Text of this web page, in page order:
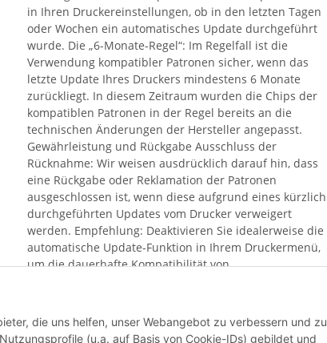
in Ihren Druckereinstellungen, ob in den letzten Tagen
oder Wochen ein automatisches Update durchgeführt
wurde. Die „6-Monate-Regel“: Im Regelfall ist die
Verwendung kompatibler Patronen sicher, wenn das
letzte Update Ihres Druckers mindestens 6 Monate
zurückliegt. In diesem Zeitraum wurden die Chips der
kompatiblen Patronen in der Regel bereits an die
technischen Änderungen der Hersteller angepasst.
Gewährleistung und Rückgabe Ausschluss der
Rücknahme: Wir weisen ausdrücklich darauf hin, dass
eine Rückgabe oder Reklamation der Patronen
ausgeschlossen ist, wenn diese aufgrund eines kürzlich
durchgeführten Updates vom Drucker verweigert
werden. Empfehlung: Deaktivieren Sie idealerweise die
automatische Update-Funktion in Ihrem Druckermenü,
um die dauerhafte Kompatibilität von
geprüft haben und das Risiko einer Blockierung durch
aktuelle Hersteller-Software bekannt ist.
die uns helfen, unser Webangebot zu verbessern und zu
(u.a. auf Basis von Cookie-IDs) gebildet und